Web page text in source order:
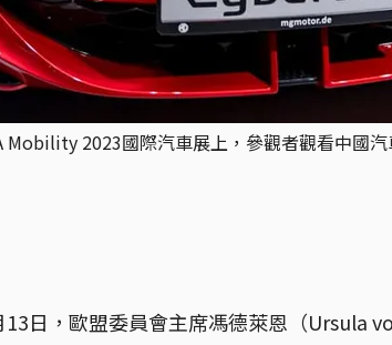
Mobility 2023國際汽車展上，參觀者觀看中
13日，歐盟委員會主席馮德萊恩（Ursula